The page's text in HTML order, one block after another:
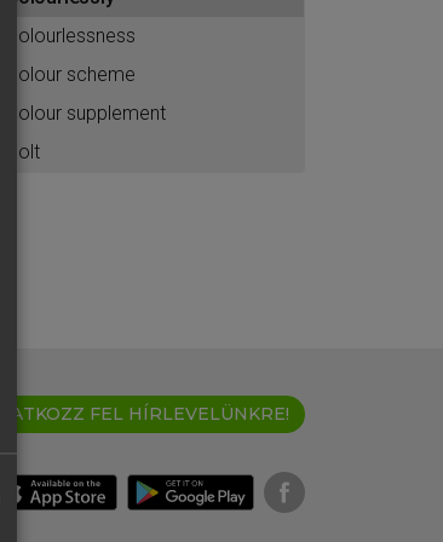
colourlessness
colour scheme
colour supplement
colt
IRATKOZZ FEL HÍRLEVELÜNKRE!